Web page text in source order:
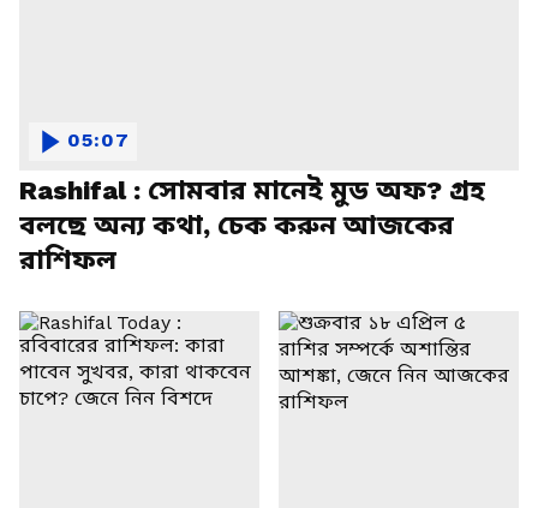
Rashifal : সোমবার মানেই মুড অফ? গ্রহ
বলছে অন্য কথা, চেক করুন আজকের
রাশিফল
05:07